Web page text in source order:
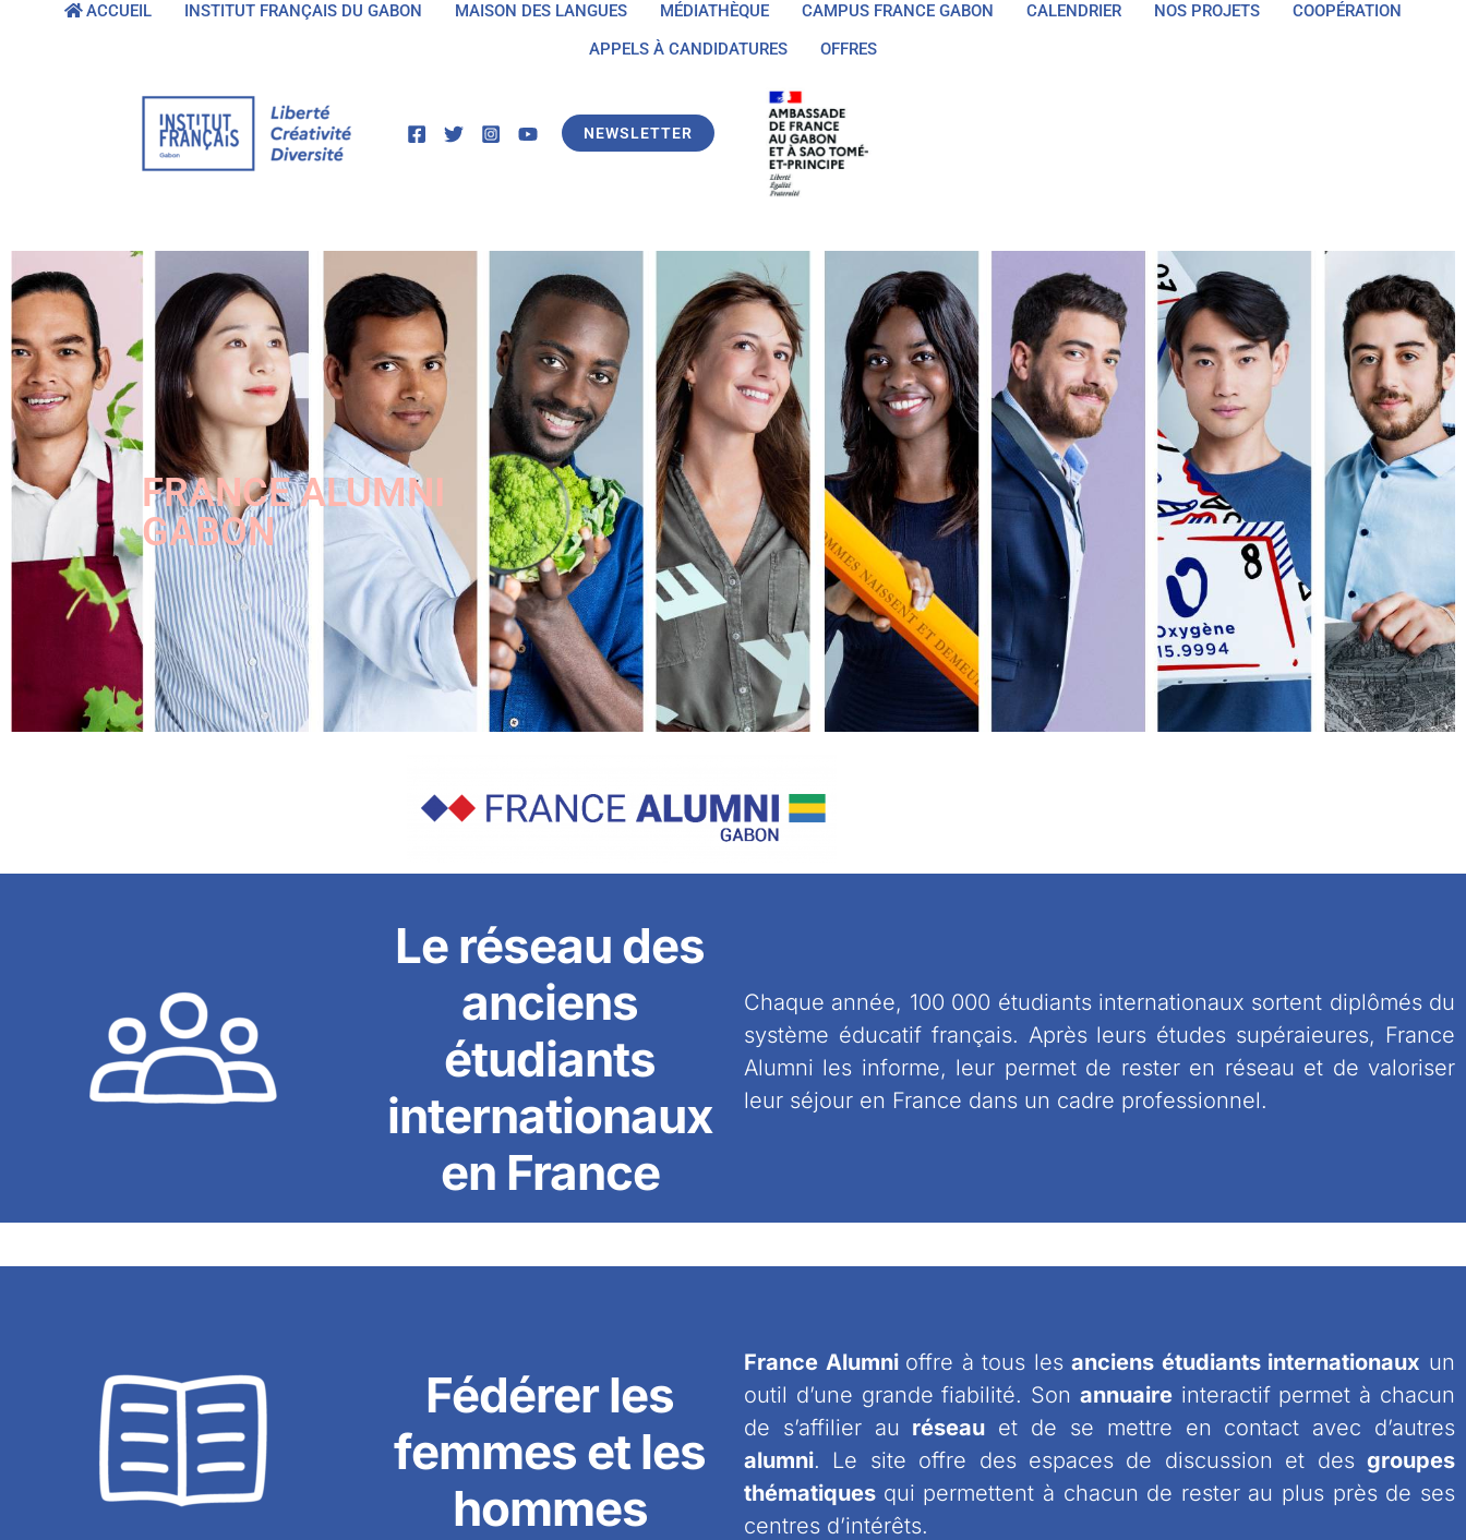
ACCUEIL INSTITUT FRANÇAIS DU GABON MAISON DES LANGUES MÉDIATHÈQUE CAMPUS FRANCE GABON CALENDRIER
NOS PROJETS
NEWSLETTER
ACCUEIL INSTITUT FRANÇAIS DU GABON MAISON DES LANGUES MÉDIATHÈQUE CAMPUS FRANCE GABON CALENDRIER NOS PROJETS
COOPÉRATION
APPELS À CANDIDATURES
OFFRES
FRANCE ALUMNI
GABON
Le réseau des
anciens
étudiants
internationaux
en France
Chaque année, 100 000 étudiants internationaux sortent diplômés du
système éducatif français. Après leurs études supéraieures, France
Alumni les informe, leur permet de rester en réseau et de valoriser
leur séjour en France dans un cadre professionnel.
Fédérer les
femmes et les
hommes
France Alumni offre à tous lesanciens étudiants internationaux un
outil d’une grande fiabilité. Son annuaireinteractif permet à chacun
de s’affilier au réseau et de se mettre en contact avec d’autres
alumni. Le site offre des espaces de discussion et des groupes
thématiques qui permettent à chacun de rester au plus près de ses
centres d’intérêts.